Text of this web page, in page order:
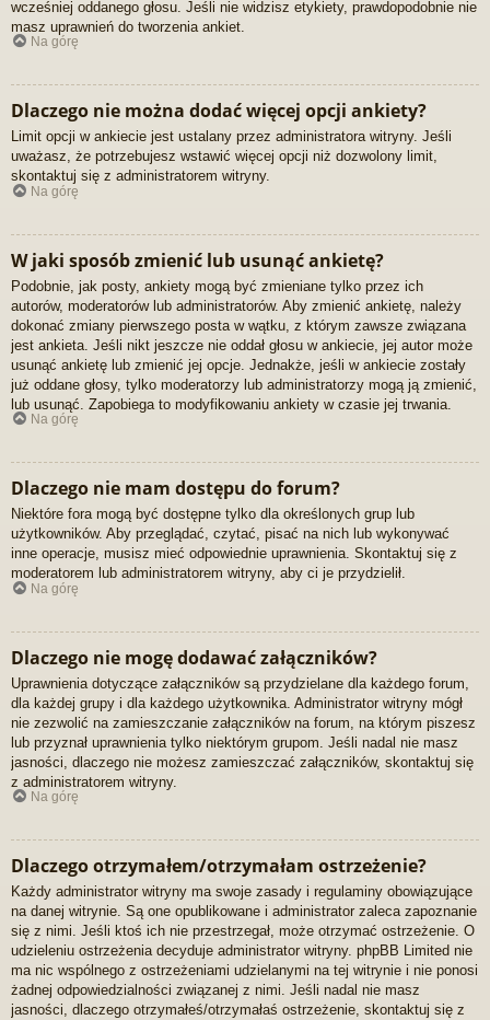
wcześniej oddanego głosu. Jeśli nie widzisz etykiety, prawdopodobnie nie
masz uprawnień do tworzenia ankiet.
Na górę
Dlaczego nie można dodać więcej opcji ankiety?
Limit opcji w ankiecie jest ustalany przez administratora witryny. Jeśli
uważasz, że potrzebujesz wstawić więcej opcji niż dozwolony limit,
skontaktuj się z administratorem witryny.
Na górę
W jaki sposób zmienić lub usunąć ankietę?
Podobnie, jak posty, ankiety mogą być zmieniane tylko przez ich
autorów, moderatorów lub administratorów. Aby zmienić ankietę, należy
dokonać zmiany pierwszego posta w wątku, z którym zawsze związana
jest ankieta. Jeśli nikt jeszcze nie oddał głosu w ankiecie, jej autor może
usunąć ankietę lub zmienić jej opcje. Jednakże, jeśli w ankiecie zostały
już oddane głosy, tylko moderatorzy lub administratorzy mogą ją zmienić,
lub usunąć. Zapobiega to modyfikowaniu ankiety w czasie jej trwania.
Na górę
Dlaczego nie mam dostępu do forum?
Niektóre fora mogą być dostępne tylko dla określonych grup lub
użytkowników. Aby przeglądać, czytać, pisać na nich lub wykonywać
inne operacje, musisz mieć odpowiednie uprawnienia. Skontaktuj się z
moderatorem lub administratorem witryny, aby ci je przydzielił.
Na górę
Dlaczego nie mogę dodawać załączników?
Uprawnienia dotyczące załączników są przydzielane dla każdego forum,
dla każdej grupy i dla każdego użytkownika. Administrator witryny mógł
nie zezwolić na zamieszczanie załączników na forum, na którym piszesz
lub przyznał uprawnienia tylko niektórym grupom. Jeśli nadal nie masz
jasności, dlaczego nie możesz zamieszczać załączników, skontaktuj się
z administratorem witryny.
Na górę
Dlaczego otrzymałem/otrzymałam ostrzeżenie?
Każdy administrator witryny ma swoje zasady i regulaminy obowiązujące
na danej witrynie. Są one opublikowane i administrator zaleca zapoznanie
się z nimi. Jeśli ktoś ich nie przestrzegał, może otrzymać ostrzeżenie. O
udzieleniu ostrzeżenia decyduje administrator witryny. phpBB Limited nie
ma nic wspólnego z ostrzeżeniami udzielanymi na tej witrynie i nie ponosi
żadnej odpowiedzialności związanej z nimi. Jeśli nadal nie masz
jasności, dlaczego otrzymałeś/otrzymałaś ostrzeżenie, skontaktuj się z